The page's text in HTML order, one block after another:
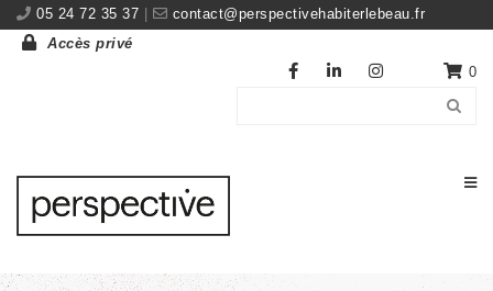
05 24 72 35 37
contact@perspectivehabiterlebeau.fr
Accès privé
0